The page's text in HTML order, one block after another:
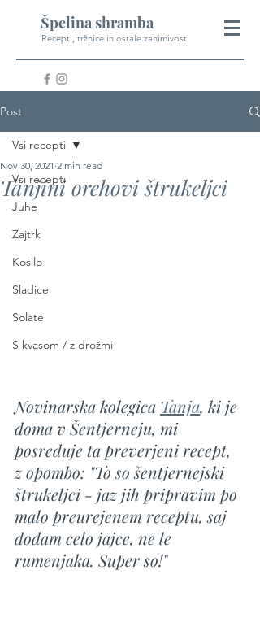
Špelina shramba
Recepti, tržnice in ostale zanimivosti
Post
Vsi recepti
Juhe
Zajtrk
Kosilo
Sladice
Solate
S kvasom / z drožmi
Vsi recepti
Tanjini orehovi štrukeljci
Nov 30, 2021 2 min read
Novinarska kolegica Tanja, ki je
doma v Šentjerneju, mi
posreduje ta preverjeni recept,
z opombo: "To so šentjernejski
štrukeljci - jaz jih pripravim po
malo preurejenem receptu, saj
dodam celo jajce, ne le
rumenjaka. Super so!"